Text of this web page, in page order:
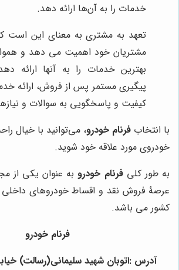
خدمات را به آن‌ها ارائه دهد.
تعهد به مشتری به معنای این است
مشتریان خود اهمیت می دهد و
بهترین خدمات را به آنها ارائه
پیگیری مستمر پس از فروش، ارائه
کیفیت و پاسخگویی به سوالات و
با انتخاب فرنام خودرو، می‌توانید با خیال
خودروی مورد علاقه خود شوید.
به طور کلیفرنام خودروبه عنوان یکی از
عرصۀ فروش نقد و اقساط خودروهای
کشور می باشد.
فرنام خودرو
آدرس :اتوبان شهید سلیمانی(رسالت)